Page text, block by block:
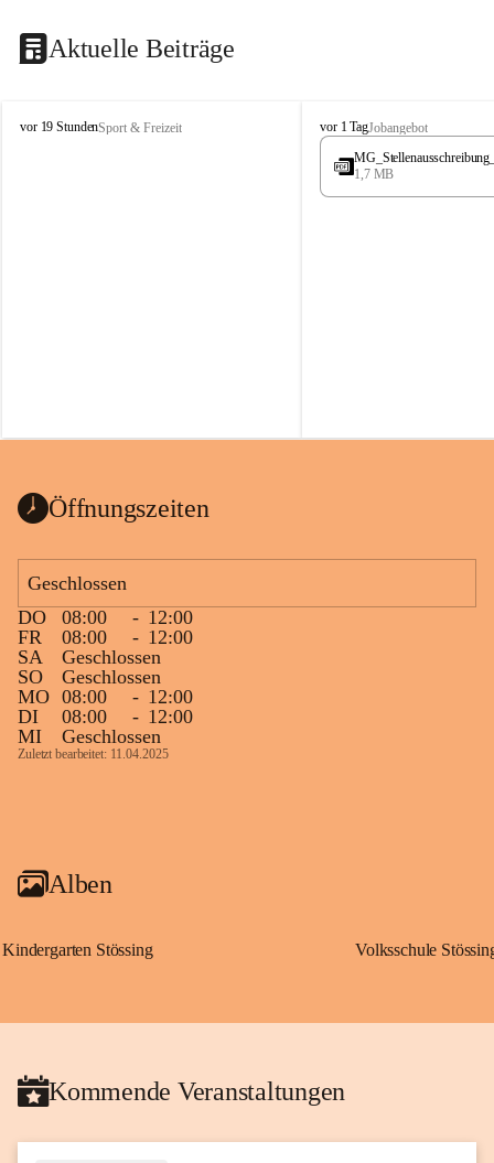
Aktuelle Beiträge
S
vor 19 StundenSport & Freizeit
S
t
s
vor 1 TagJobangebot
1,7 MB
Öffnungszeiten
Geschlossen
DO
08:00 - 12:00
FR
08:00 - 12:00
SA
Geschlossen
SO
Geschlossen
MO 08:00 - 12:00
DI
08:00 - 12:00
MI
Geschlossen
Zuletzt bearbeitet: 11.04.2025
Alben
Kindergarten Stössing Volksschule
Kommende Veranstaltungen